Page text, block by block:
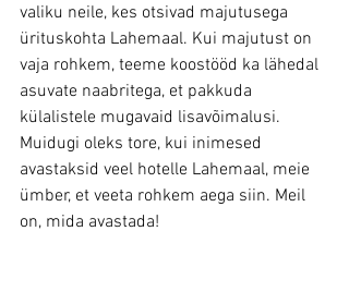
valiku neile, kes otsivad majutusega
ürituskohta Lahemaal. Kui majutust on
vaja rohkem, teeme koostööd ka lähedal
asuvate naabritega, et pakkuda
külalistele mugavaid lisavõimalusi.
Muidugi oleks tore, kui inimesed
avastaksid veel hotelle Lahemaal, meie
ümber, et veeta rohkem aega siin. Meil
on, mida avastada!